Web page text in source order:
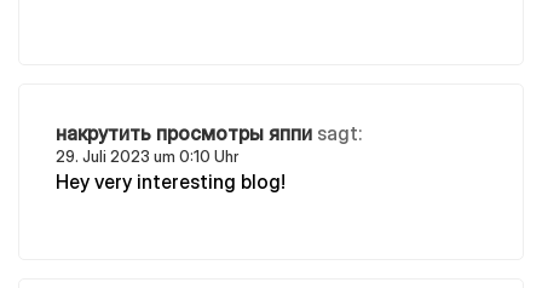
накрутить просмотры яппи sagt:
29. Juli 2023 um 0:10 Uhr
Hey very interesting blog!